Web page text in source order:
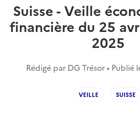
Suisse - Veille
financière du 25
2025
Rédigé par DG Trésor • Publié
VEILLE SUISSE